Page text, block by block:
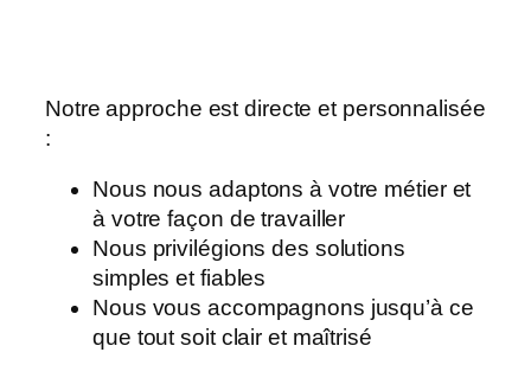
Notre approche est directe et personnalisée
:
Nous nous adaptons à votre métier et
à votre façon de travailler
Nous privilégions des solutions
simples et fiables
Nous vous accompagnons jusqu’à ce
que tout soit clair et maîtrisé